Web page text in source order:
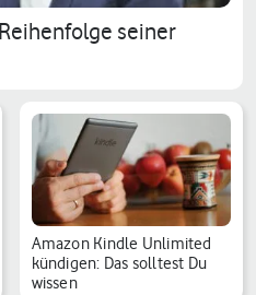
seiner
Amazon Kindle Unlimited
kündigen: Das solltest Du
wissen